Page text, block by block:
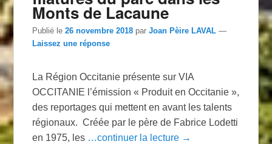
Monts de Lacaune
Publié le26 novembre 2018 parJoan Pèire LAVAL —
Laissez une réponse
La Région Occitanie présente sur VIA
OCCITANIE l’émission « Produit en Occitanie »,
des reportages qui mettent en avant les talents
régionaux. Créée par le père de Fabrice Lodetti
en 1975, les …continuer la lecture →